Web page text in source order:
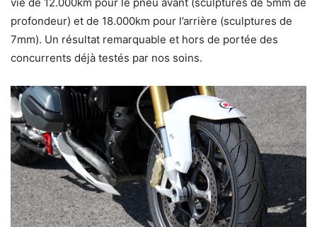
vie de 12.000km pour le pneu avant (sculptures de 5mm de
profondeur) et de 18.000km pour l’arrière (sculptures de
7mm). Un résultat remarquable et hors de portée des
concurrents déjà testés par nos soins.